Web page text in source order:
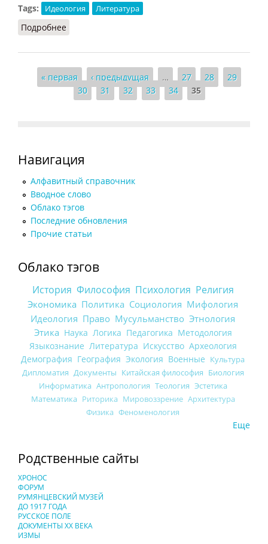
Tags:
Идеология Литература
Подробнее
Страницы
« первая ‹ предыдущая … 27 28
29
30
31 32 33 34 35
Навигация
Алфавитный справочник
Вводное слово
Облако тэгов
Последние обновления
Прочие статьи
Облако тэгов
История Философия Психология Религия
Экономика Политика Социология Мифология
Идеология Право Мусульманство Этнология
Этика Наука Логика Педагогика Методология
Языкознание Литература Искусство Археология
Демография География Экология Военные Культура
Дипломатия Документы Китайская философия Биология
Информатика Антропология Теология Эстетика
Математика Риторика Мировоззрение Архитектура
Физика Феноменология
Еще
Родственные сайты
ХРОНОС
ФОРУМ
РУМЯНЦЕВСКИЙ МУЗЕЙ
ДО 1917 ГОДА
РУССКОЕ ПОЛЕ
ДОКУМЕНТЫ XX ВЕКА
ИЗМЫ